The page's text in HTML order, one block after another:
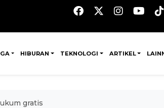
HIBURAN TEKNOLOGI ARTIKEL
gratis